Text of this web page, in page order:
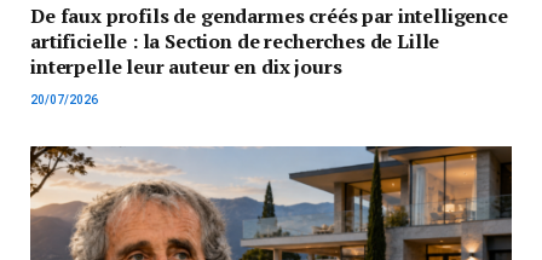
De faux profils de gendarmes créés par intelligence
artificielle : la Section de recherches de Lille
interpelle leur auteur en dix jours
20/07/2026